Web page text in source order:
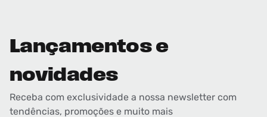
Lançamentos e
novidades
Receba com exclusividade a nossa newsletter com
tendências, promoções e muito mais